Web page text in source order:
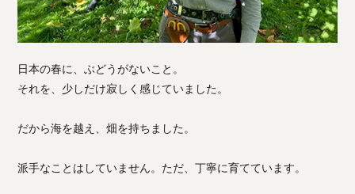
日本の春に、ぶどうがないこと。
それを、少しだけ寂しく感じていました。
だから海を越え、畑を持ちました。
派手なことはしていません。ただ、丁寧に育てています。